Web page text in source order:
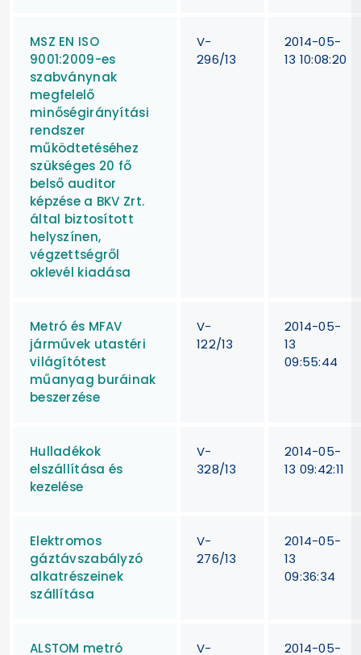
MSZ EN ISO
9001:2009-es
szabványnak
megfelelő
minőségirányítási
rendszer
működtetéséhez
szükséges 20 fő
belső auditor
képzése a BKV Zrt.
által biztosított
helyszínen,
végzettségről
oklevél kiadása
V-
296/13
2014-05-
13 10:08:20
Metró és MFAV
járművek utastéri
világítótest
műanyag buráinak
beszerzése
V-
122/13
2014-05-
13
09:55:44
Hulladékok
elszállítása és
kezelése
V-
328/13
2014-05-
13 09:42:11
Elektromos
gáztávszabályzó
alkatrészeinek
szállítása
V-
276/13
2014-05-
13
09:36:34
ALSTOM metró
V-
2014-05-